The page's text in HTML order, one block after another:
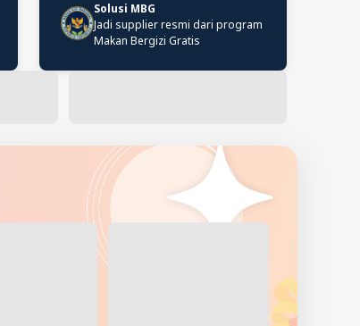
Solusi MBG
Jadi supplier resmi dari program
Makan Bergizi Gratis